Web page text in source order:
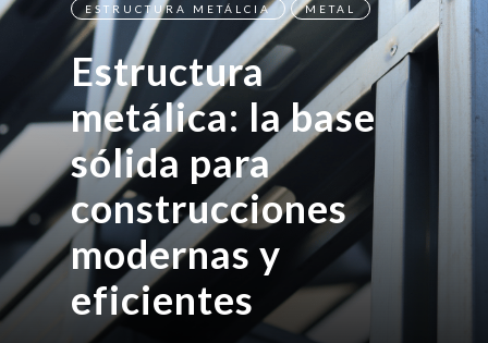
ESTRUCTURA METÁLCIA METAL
Estructura
metálica: la base
sólida para
construcciones
modernas y
eficientes